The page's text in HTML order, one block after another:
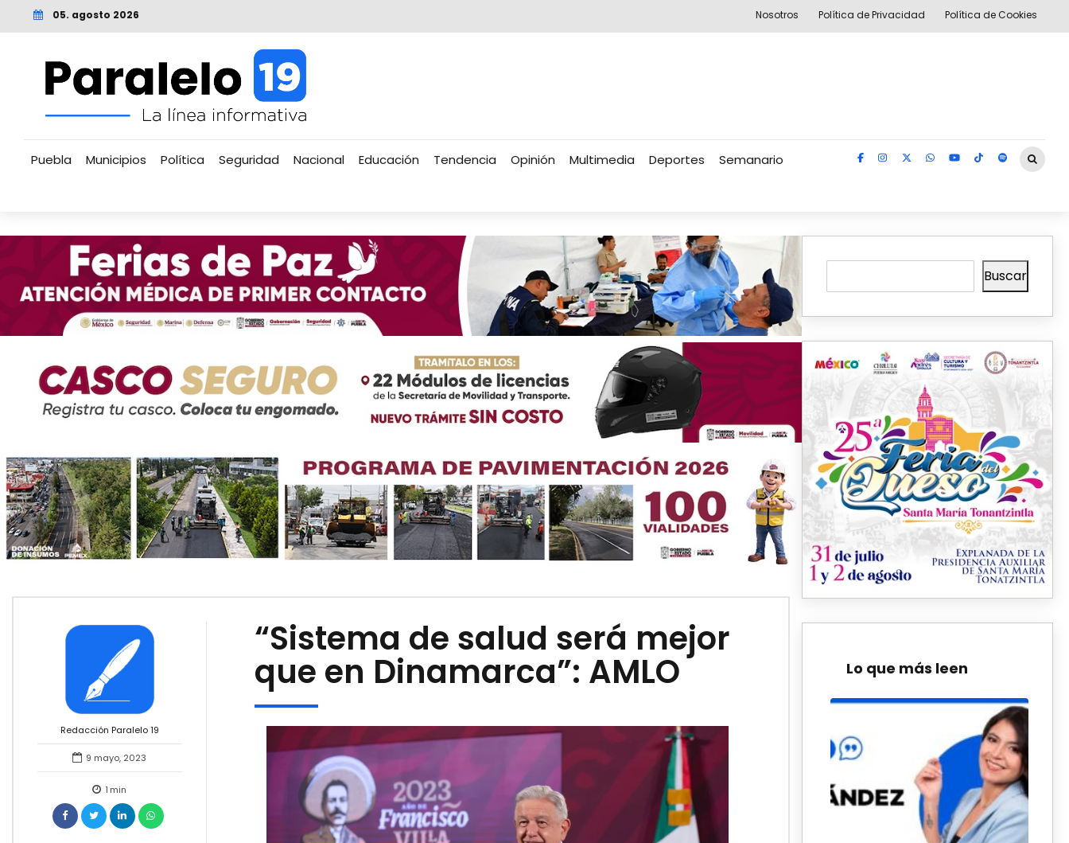
05. agosto 2026 Nosotros Política de Privacidad Política de Cookies
Puebla Municipios Política Seguridad Nacional Educación Tendencia Opinión Multimedia Deportes Semanario
Redacción Paralelo 19
9 mayo, 2023
1 min
“Sistema de salud será mejor
que en Dinamarca”: AMLO
Buscar
Lo que más leen